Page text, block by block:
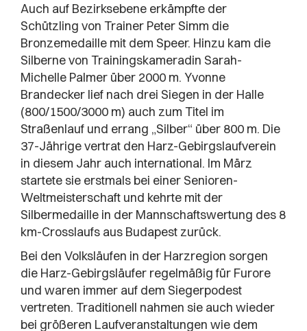
Auch auf Bezirksebene erkämpfte der
Schützling von Trainer Peter Simm die
Bronzemedaille mit dem Speer. Hinzu kam die
Silberne von Trainingskameradin Sarah-
Michelle Palmer über 2000 m. Yvonne
Brandecker lief nach drei Siegen in der Halle
(800/1500/3000 m) auch zum Titel im
Straßenlauf und errang „Silber“ über 800 m. Die
37-Jährige vertrat den Harz-Gebirgslaufverein
in diesem Jahr auch international. Im März
startete sie erstmals bei einer Senioren-
Weltmeisterschaft und kehrte mit der
Silbermedaille in der Mannschaftswertung des 8
km-Crosslaufs aus Budapest zurück.
Bei den Volksläufen in der Harzregion sorgen
die Harz-Gebirgsläufer regelmäßig für Furore
und waren immer auf dem Siegerpodest
vertreten. Traditionell nahmen sie auch wieder
bei größeren Laufveranstaltungen wie dem